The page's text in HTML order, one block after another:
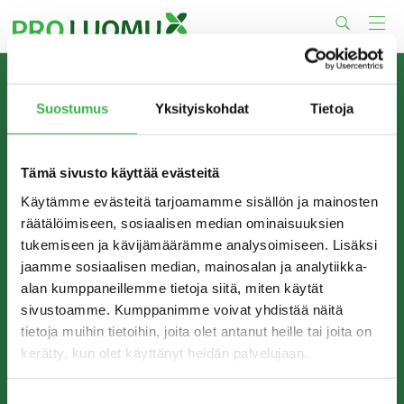
Suostumus Yksityiskohdat Tietoja
Tämä sivusto käyttää evästeitä
Käytämme evästeitä tarjoamamme sisällön ja mainosten
räätälöimiseen, sosiaalisen median ominaisuuksien
tukemiseen ja kävijämäärämme analysoimiseen. Lisäksi
jaamme sosiaalisen median, mainosalan ja analytiikka-
alan kumppaneillemme tietoja siitä, miten käytät
sivustoamme. Kumppanimme voivat yhdistää näitä
tietoja muihin tietoihin, joita olet antanut heille tai joita on
kerätty, kun olet käyttänyt heidän palvelujaan.
to
content
TIETOA MEISTÄ
Pro Luomu on luomualan yhteistyöorganisaatio, joka